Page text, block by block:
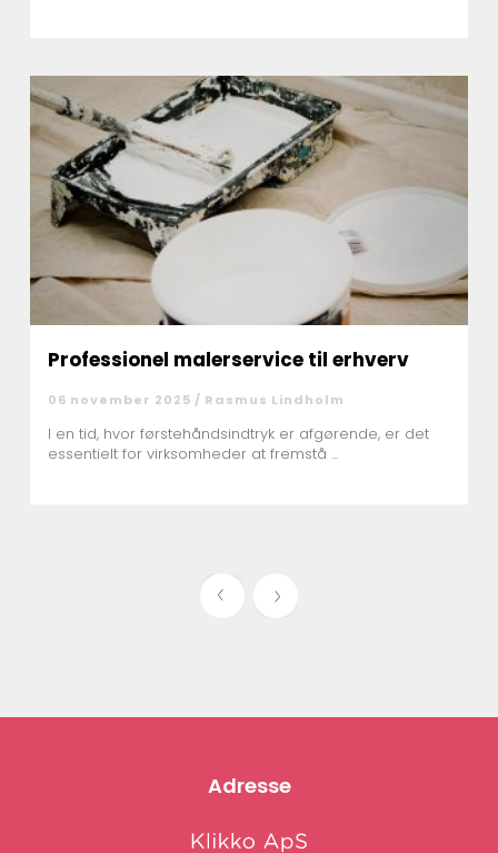
Professionel malerservice til erhverv
06 november 2025 / Rasmus Lindholm
I en tid, hvor førstehåndsindtryk er afgørende, er det
essentielt for virksomheder at fremstå ...
Adresse